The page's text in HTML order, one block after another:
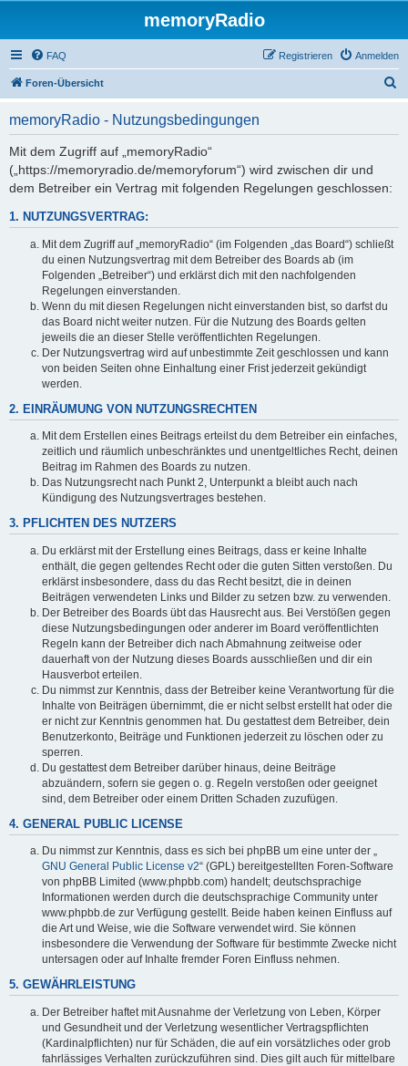
memoryRadio
FAQ Anmelden
Registrieren
Foren-Übersicht
memoryRadio - Nutzungsbedingungen
Mit dem Zugriff auf „memoryRadio“
(„https://memoryradio.de/memoryforum“) wird zwischen dir und
dem Betreiber ein Vertrag mit folgenden Regelungen geschlossen:
1. NUTZUNGSVERTRAG:
Mit dem Zugriff auf „memoryRadio“ (im Folgenden „das Board“) schließt
du einen Nutzungsvertrag mit dem Betreiber des Boards ab (im
Folgenden „Betreiber“) und erklärst dich mit den nachfolgenden
Regelungen einverstanden.
Wenn du mit diesen Regelungen nicht einverstanden bist, so darfst du
das Board nicht weiter nutzen. Für die Nutzung des Boards gelten
jeweils die an dieser Stelle veröffentlichten Regelungen.
Der Nutzungsvertrag wird auf unbestimmte Zeit geschlossen und kann
von beiden Seiten ohne Einhaltung einer Frist jederzeit gekündigt
werden.
2. EINRÄUMUNG VON NUTZUNGSRECHTEN
Mit dem Erstellen eines Beitrags erteilst du dem Betreiber ein einfaches,
zeitlich und räumlich unbeschränktes und unentgeltliches Recht, deinen
Beitrag im Rahmen des Boards zu nutzen.
Das Nutzungsrecht nach Punkt 2, Unterpunkt a bleibt auch nach
Kündigung des Nutzungsvertrages bestehen.
3. PFLICHTEN DES NUTZERS
Du erklärst mit der Erstellung eines Beitrags, dass er keine Inhalte
enthält, die gegen geltendes Recht oder die guten Sitten verstoßen. Du
erklärst insbesondere, dass du das Recht besitzt, die in deinen
Beiträgen verwendeten Links und Bilder zu setzen bzw. zu verwenden.
Der Betreiber des Boards übt das Hausrecht aus. Bei Verstößen gegen
diese Nutzungsbedingungen oder anderer im Board veröffentlichten
Regeln kann der Betreiber dich nach Abmahnung zeitweise oder
dauerhaft von der Nutzung dieses Boards ausschließen und dir ein
Hausverbot erteilen.
Du nimmst zur Kenntnis, dass der Betreiber keine Verantwortung für die
Inhalte von Beiträgen übernimmt, die er nicht selbst erstellt hat oder die
er nicht zur Kenntnis genommen hat. Du gestattest dem Betreiber, dein
Benutzerkonto, Beiträge und Funktionen jederzeit zu löschen oder zu
sperren.
Du gestattest dem Betreiber darüber hinaus, deine Beiträge
abzuändern, sofern sie gegen o. g. Regeln verstoßen oder geeignet
sind, dem Betreiber oder einem Dritten Schaden zuzufügen.
4. GENERAL PUBLIC LICENSE
Du nimmst zur Kenntnis, dass es sich bei phpBB um eine unter der „
GNU General Public License v2“ (GPL) bereitgestellten Foren-Software
von phpBB Limited (www.phpbb.com) handelt; deutschsprachige
Informationen werden durch die deutschsprachige Community unter
www.phpbb.de zur Verfügung gestellt. Beide haben keinen Einfluss auf
die Art und Weise, wie die Software verwendet wird. Sie können
insbesondere die Verwendung der Software für bestimmte Zwecke nicht
untersagen oder auf Inhalte fremder Foren Einfluss nehmen.
5. GEWÄHRLEISTUNG
Der Betreiber haftet mit Ausnahme der Verletzung von Leben, Körper
und Gesundheit und der Verletzung wesentlicher Vertragspflichten
(Kardinalpflichten) nur für Schäden, die auf ein vorsätzliches oder grob
fahrlässiges Verhalten zurückzuführen sind. Dies gilt auch für mittelbare